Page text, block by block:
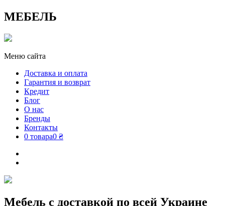
МЕБЕЛЬ
Меню сайта
Доставка и оплата
Гарантия и возврат
Кредит
Блог
О нас
Бренды
Контакты
0 товара0 ₴
Мебель с доставкой по всей Украине